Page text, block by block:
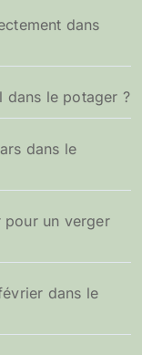
dans
dans le potager ?
dans le
un verger
dans le